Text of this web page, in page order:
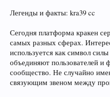
Легенды и факты: kra39 cc
Сегодня платформа кракен
самых разных сферах.
используется как символ
объединяют пользователей и
сообщество. Не случайно
связующим звеном между